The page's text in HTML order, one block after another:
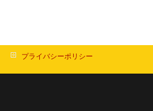
プライバシーポリシー